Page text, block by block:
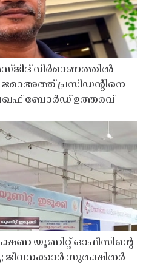
നിർമാണത്തിൽ
പ്രസിഡന്റിനെ
വഖഫ് ബോർഡ് ഉത്തരവ്
യൂണിറ്റ് ഓഫീസിൻ്റെ
ജീവനക്കാർ സുരക്ഷിതർ